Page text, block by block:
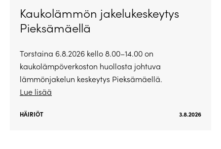
Kaukolämmön jakelukeskeytys
Pieksämäellä
Torstaina 6.8.2026 kello 8.00–14.00 on
kaukolämpöverkoston huollosta johtuva
lämmönjakelun keskeytys Pieksämäellä.
Lue lisää
HÄIRIÖT 3.8.2026